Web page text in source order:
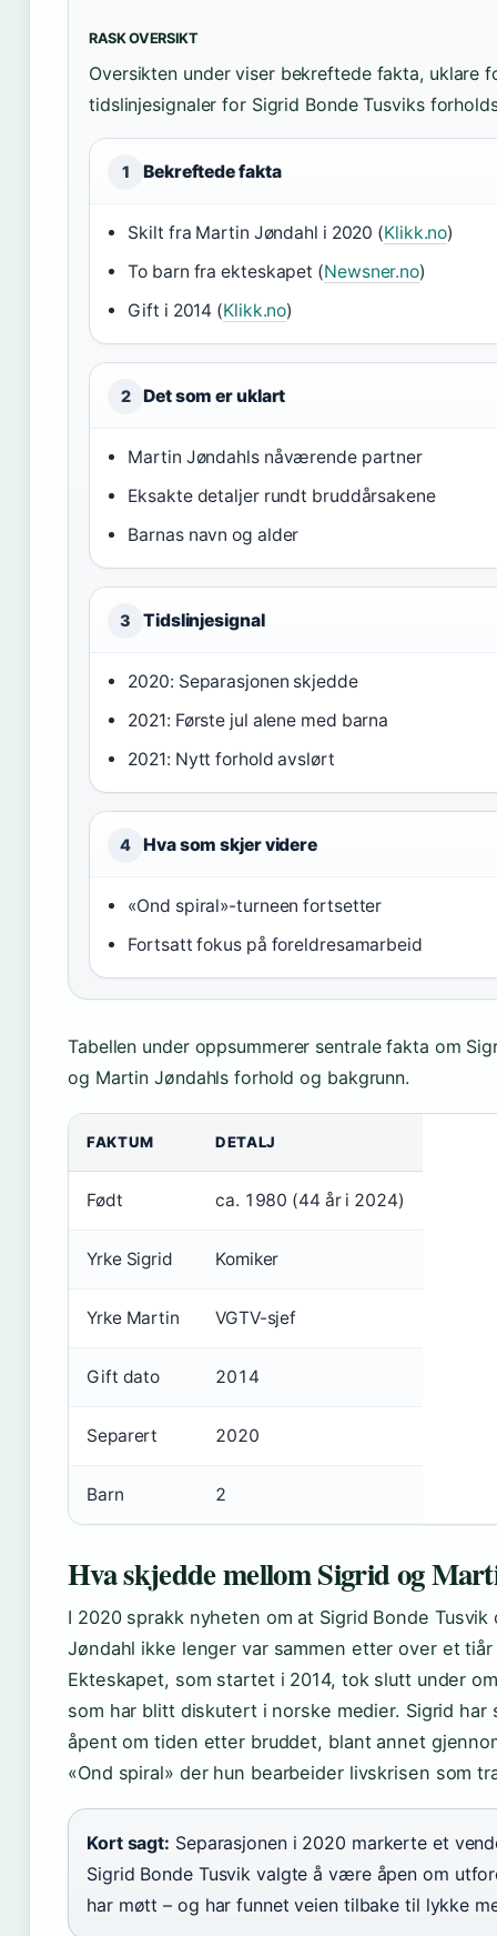
RASK OVERSIKT
Oversikten under viser bekreftede fakta, uklare
tidslinjesignaler for Sigrid Bonde Tusviks
1 Bekreftede fakta
Skilt fra Martin Jøndahl i 2020 (Klikk.no)
To barn fra ekteskapet (Newsner.no)
Gift i 2014 (Klikk.no)
2 Det som er uklart
Martin Jøndahls nåværende partner
Eksakte detaljer rundt bruddårsakene
Barnas navn og alder
3 Tidslinjesignal
2020: Separasjonen skjedde
2021: Første jul alene med barna
2021: Nytt forhold avslørt
4 Hva som skjer videre
«Ond spiral»-turneen fortsetter
Fortsatt fokus på foreldresamarbeid
Tabellen under oppsummerer sentrale fakta om
og Martin Jøndahls forhold og bakgrunn.
FAKTUM DETALJ
Født ca. 1980 (44 år i 2024)
Yrke Sigrid Komiker
Yrke Martin VGTV-sjef
Gift dato 2014
Separert 2020
Barn 2
Hva skjedde mellom Sigrid og
I 2020 sprakk nyheten om at Sigrid Bonde Tusvik
Jøndahl ikke lenger var sammen etter over et tiår
Ekteskapet, som startet i 2014, tok slutt under
som har blitt diskutert i norske medier. Sigrid har
åpent om tiden etter bruddet, blant annet
«Ond spiral» der hun bearbeider livskrisen som
Kort sagt: Separasjonen i 2020 markerte et
Sigrid Bonde Tusvik valgte å være åpen om
har møtt – og har funnet veien tilbake til lykke